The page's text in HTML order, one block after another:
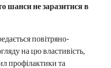
шанси не заразитися в
повітряно-
на цю властивість,
профілактики та